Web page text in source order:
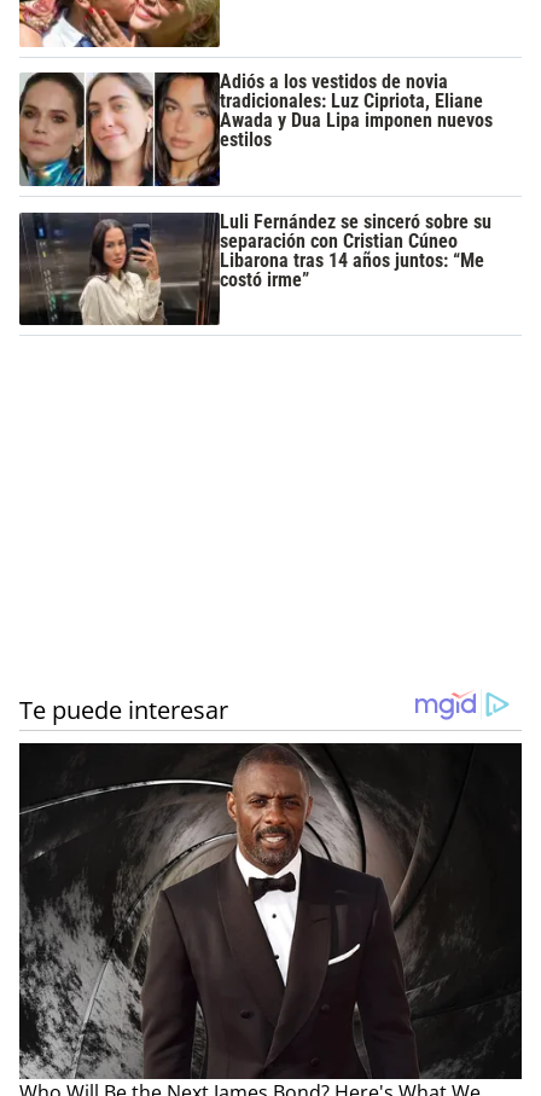
Adiós a los vestidos de novia
tradicionales: Luz Cipriota, Eliane
Awada y Dua Lipa imponen nuevos
estilos
Luli Fernández se sinceró sobre su
separación con Cristian Cúneo
Libarona tras 14 años juntos: “Me
costó irme”